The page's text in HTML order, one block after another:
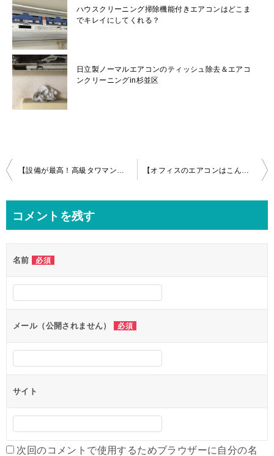
ハウスクリーニング掃除機能付きエアコンはどこま
でキレイにしてくれる？
日立製ノーマルエアコンのティッシュ除去＆エアコ
ンクリーニングin杉並区
投
ビ
ー
シ
ョ
ン
コメントを残す
名前 必須
メール（公開されません） 必須
サイト
次回のコメントで使用するためブラウザーに自分の名